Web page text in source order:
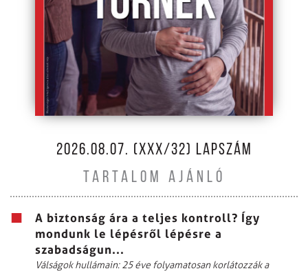
2026.08.07. (XXX/32) LAPSZÁM
TARTALOM AJÁNLÓ
A biztonság ára a teljes kontroll? Így
mondunk le lépésről lépésre a
szabadságun...
Válságok hullámain: 25 éve folyamatosan korlátozzák a